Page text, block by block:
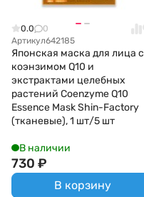
0.0
0
Артикул642185
Японская маска для лица с
коэнзимом Q10 и
экстрактами целебных
растений Coenzyme Q10
Essence Mask Shin-Factory
(тканевые), 1 шт/5 шт
В наличии
730 ₽
В корзину